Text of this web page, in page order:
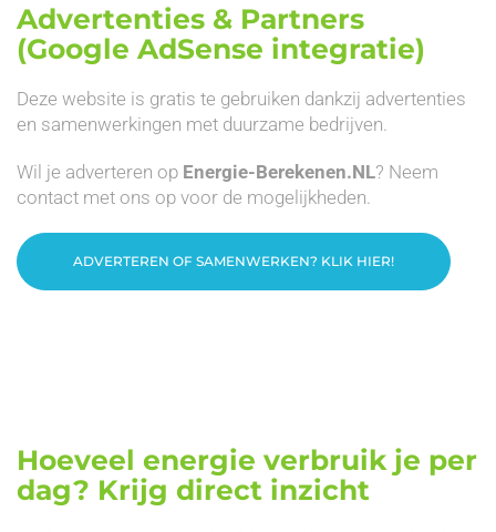
Advertenties & Partners
(Google AdSense integratie)
Deze website is gratis te gebruiken dankzij advertenties
en samenwerkingen met duurzame bedrijven.
Wil je adverteren op Energie-Berekenen.NL? Neem
contact met ons op voor de mogelijkheden.
ADVERTEREN OF SAMENWERKEN? KLIK HIER!
Hoeveel energie verbruik je per
dag? Krijg direct inzicht